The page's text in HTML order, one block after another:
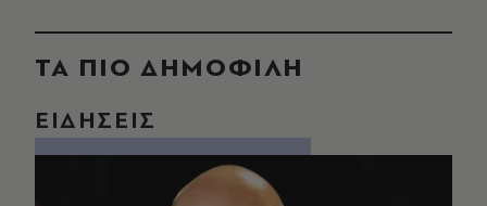
ΤΑ ΠΙΟ ΔΗΜΟΦΙΛΗ
ΕΙΔΗΣΕΙΣ